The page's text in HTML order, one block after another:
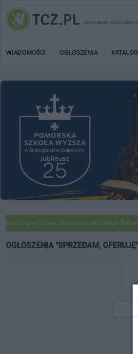
Internetowy Serwis
WIADOMOŚCI OGŁOSZENIA KATALOG
Gminy Tczew. Na początek Shaun Baker &
OGŁOSZENIA "SPRZEDAM, OFERUJĘ"